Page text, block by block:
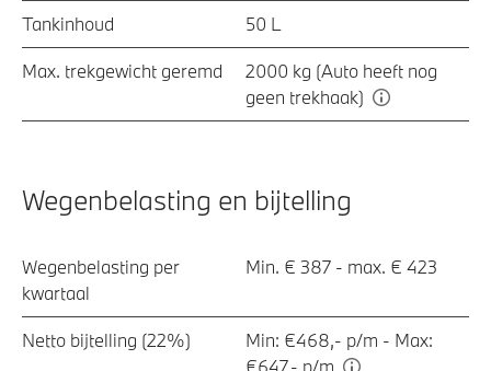
Tankinhoud 50 L
Max. trekgewicht geremd
2000 kg (Auto heeft nog
geen trekhaak)
Wegenbelasting en bijtelling
Wegenbelasting per
kwartaal
Min. € 387 - max. € 423
Netto bijtelling (22%)
Min: €468,- p/m - Max: